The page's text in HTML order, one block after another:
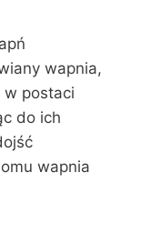
wapnia,
w postaci
do ich
wapnia